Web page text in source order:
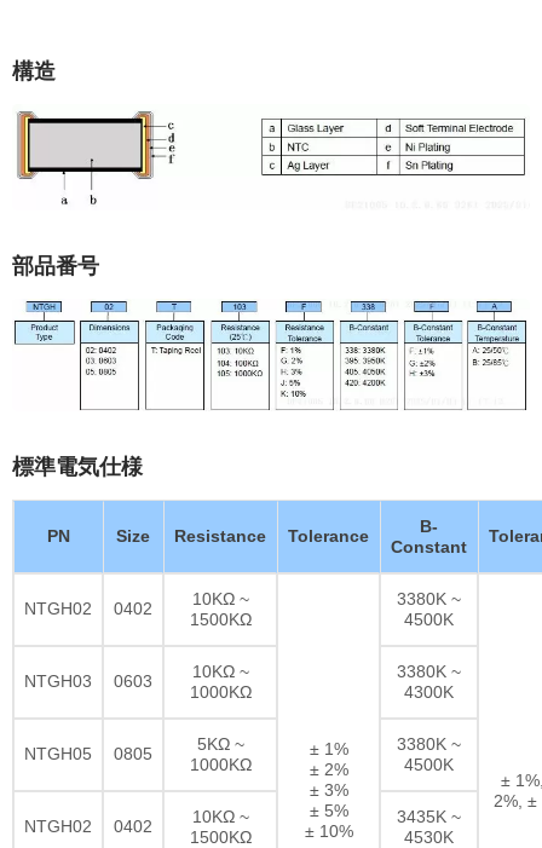
構造
部品番号
標準電気仕様
PN Size Resistance Tolerance
B-
Constant
NTGH02 0402
10KΩ ~
1500KΩ
± 1%
± 2%
± 3%
± 5%
± 10%
3380K ~
4500K
±
2%, ±
NTGH03 0603
10KΩ ~
1000KΩ
3380K ~
4300K
NTGH05 0805
5KΩ ~
1000KΩ
3380K ~
4500K
NTGH02 0402
10KΩ ~
1500KΩ
3435K ~
4530K